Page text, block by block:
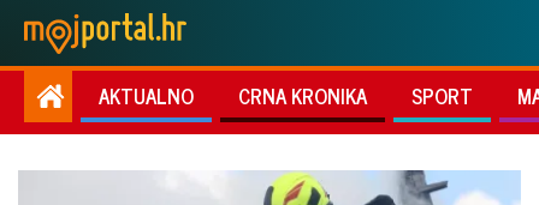
AKTUALNO CRNA KRONIKA SPORT